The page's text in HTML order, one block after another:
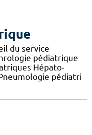
du service
pédiatrique
Hépato-
pédiatri